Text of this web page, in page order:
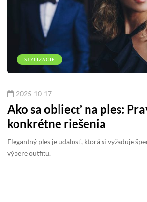
ŠTYLIZÁCIE
2025-10-17
Ako sa obliecť na ples:
konkrétne riešenia
Elegantný ples je udalosť, ktorá si vyžaduje
výbere outfitu.